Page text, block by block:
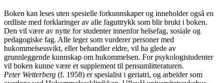
Boken kan leses uten spesielle forkunnskaper og inneholder også en
ordliste med forklaringer av alle faguttrykk som blir brukt i boken.
Den vil være av nytte for studenter innenfor helsefag, sosiale og
pedagogiske fag. Alle leger som vurderer personer med
hukommelsessvikt, eller behandler eldre, vil ha glede av
grunnleggende kunnskap om hukommelsen. For psykologistudenter
vil boken kunne være et supplement til pensumlitteraturen.
Peter Wetterberg (f. 1958) er spesialist i geriatri, og arbeider som